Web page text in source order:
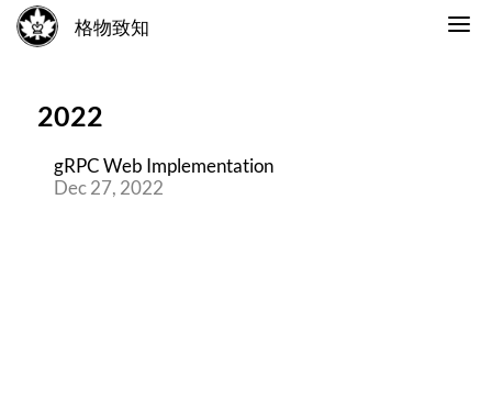
格物致知
2022
gRPC Web Implementation
Dec 27, 2022